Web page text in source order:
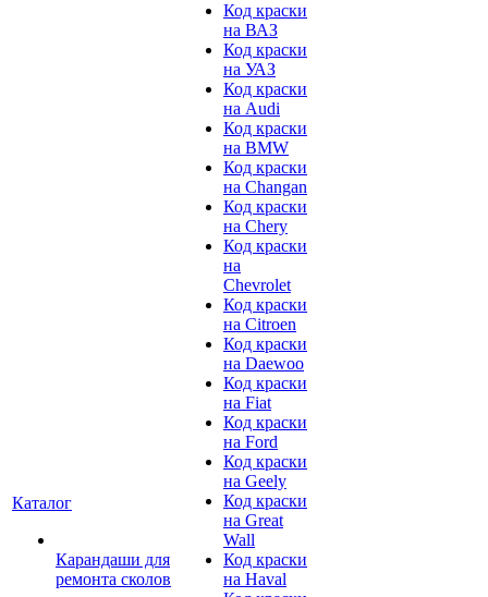
Каталог
Карандаши для
ремонта сколов
Код краски
на ВАЗ
Код краски
на УАЗ
Код краски
на Audi
Код краски
на BMW
Код краски
на Changan
Код краски
на Chery
Код краски
на
Chevrolet
Код краски
на Citroen
Код краски
на Daewoo
Код краски
на Fiat
Код краски
на Ford
Код краски
на Geely
Код краски
на Great
Wall
Код краски
на Haval